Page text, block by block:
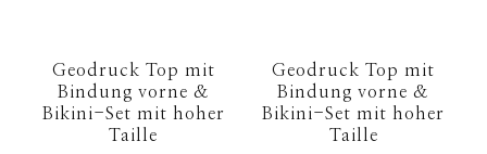
Geodruck Top mit
Bindung vorne &
Bikini-Set mit hoher
Taille
Geodruck Top mit
Bindung vorne &
Bikini-Set mit hoher
Taille